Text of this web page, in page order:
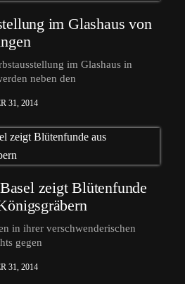
im Glashaus von
im Glashaus in
neben den
31, 2014
zeigt Blütenfunde
in ihrer verschwenderischen
gegen
31, 2014